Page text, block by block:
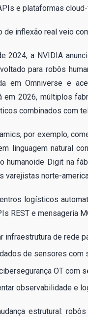
e plataformas
de inflexão real veio
2024, a NVIDIA
para robôs
em Omniverse e
em 2026, múltiplos
combinados com
por exemplo,
linguagem natural
humanoide Digit na
varejistas norte-
logísticos
REST e mensageria
infraestrutura de rede
dados de sensores
OT com
observabilidade e
estrutural: